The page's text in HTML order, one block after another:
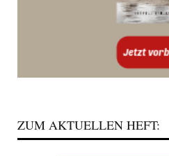
ZUM AKTUELLEN HEFT: